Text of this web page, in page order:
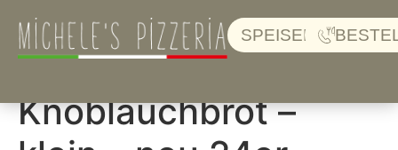
SPEISEKARTE
Knoblauchbrot –